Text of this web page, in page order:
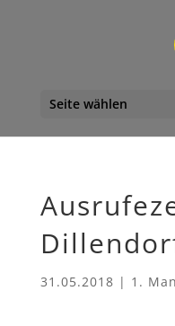
Seite wählen
31.05.2018 | 1.